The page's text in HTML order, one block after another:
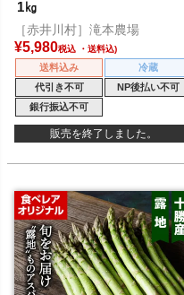
1㎏
［赤井川村］滝本農場
¥5,980税込
送料込み
冷蔵
代引き不可
NP後払い不可
銀行振込不可
販売を終了しました。